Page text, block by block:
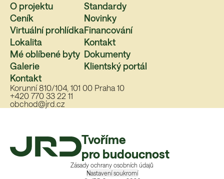
O projektu
Ceník
Virtuální prohlídka
Lokalita
Mé oblíbené byty
Galerie
Standardy
Novinky
Financování
Kontakt
Dokumenty
Klientský portál
Kontakt
Korunní 810/104, 101 00 Praha 10
+420 770 33 22 11
obchod@jrd.cz
Tvoříme
pro budoucnost
Zásady ochrany osobních údajů
Nastavení soukromí